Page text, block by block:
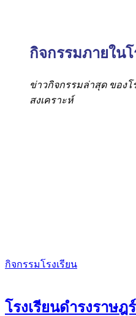
กิจกรรมภายในโ
ข่าวกิจกรรมล่าสุด ของโ
สงเคราะห์
กิจกรรมโรงเรียน
โรงเรียนดำรงราษ